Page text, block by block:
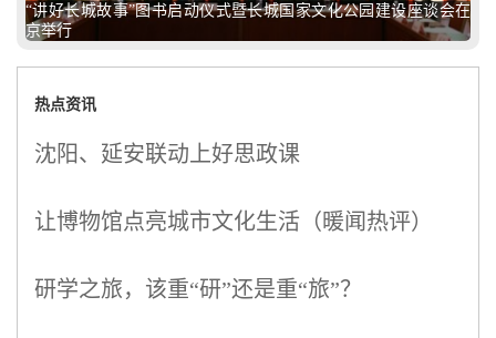
“讲好长城故事”图书启动仪式暨长城国家文化公园建设座谈会在
京举行
热点资讯
沈阳、延安联动上好思政课
让博物馆点亮城市文化生活（暖闻热评）
研学之旅，该重“研”还是重“旅”？